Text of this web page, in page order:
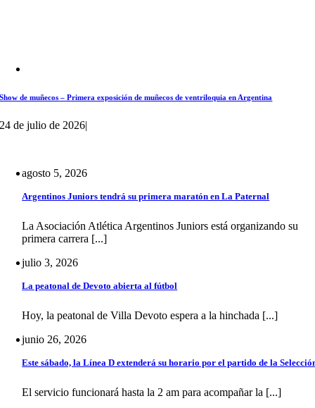
Show de muñecos – Primera exposición de muñecos de ventriloquia en Argentina
24 de julio de 2026|
agosto 5, 2026
Argentinos Juniors tendrá su primera maratón en La Paternal
La Asociación Atlética Argentinos Juniors está organizando su
primera carrera [...]
julio 3, 2026
La peatonal de Devoto abierta al fútbol
Hoy, la peatonal de Villa Devoto espera a la hinchada [...]
junio 26, 2026
Este sábado, la Línea D extenderá su horario por el partido de la
El servicio funcionará hasta la 2 am para acompañar la [...]